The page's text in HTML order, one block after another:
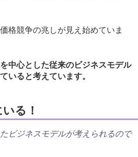
格競争の兆しが見え始めていま
中心とした従来のビジネスモデル
いると考えています。
る！
ビジネスモデルが考えられるので